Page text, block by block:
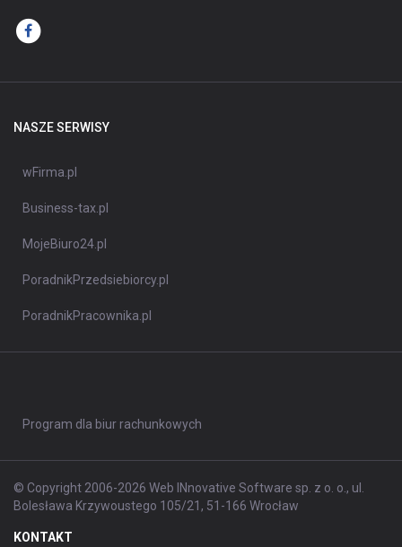
NASZE SERWISY
wFirma.pl
Business-tax.pl
MojeBiuro24.pl
PoradnikPrzedsiebiorcy.pl
PoradnikPracownika.pl
Program dla biur rachunkowych
© Copyright 2006-2026 Web INnovative Software sp. z o. o., ul.
Bolesława Krzywoustego 105/21, 51-166 Wrocław
KONTAKT